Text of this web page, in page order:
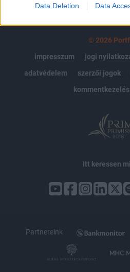
Data Deletion Data
© 2026
impresszum
jogi
adatvédelem
szerzői jogok
kommentkezelés
Itt keressen
Partnereink